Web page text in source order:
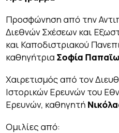
Προσφώνηση από την
Διεθνών Σχέσεων και
και Καποδιστριακού
καθηγήτρια Σοφία
Χαιρετισμός από τον
Ιστορικών Ερευνών του
Ερευνών, καθηγητή
Ομιλίες από: